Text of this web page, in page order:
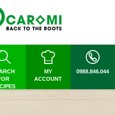
MY
ACCOUNT
0988.846.044